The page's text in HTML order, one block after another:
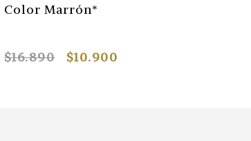
Color Marrón*
$16.890 $10.900